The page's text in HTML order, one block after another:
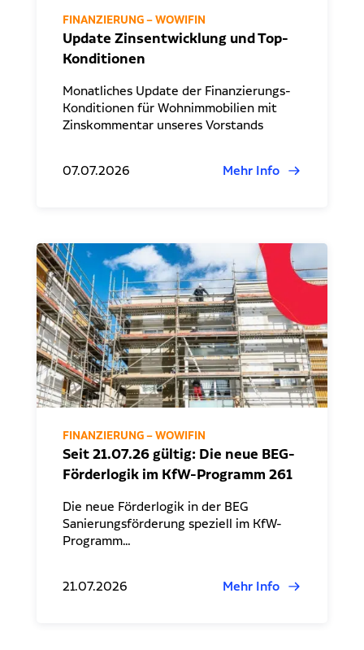
FINANZIERUNG – WOWIFIN
Update Zinsentwicklung und Top-
Konditionen
Monatliches Update der Finanzierungs-
Konditionen für Wohnimmobilien mit
Zinskommentar unseres Vorstands
07.07.2026 Mehr Info
FINANZIERUNG – WOWIFIN
Seit 21.07.26 gültig: Die neue BEG-
Förderlogik im KfW-Programm 261
Die neue Förderlogik in der BEG
Sanierungsförderung speziell im KfW-
Programm…
21.07.2026 Mehr Info